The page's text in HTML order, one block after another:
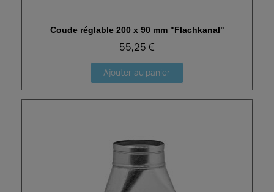
Aperçu rapide
Coude réglable 200 x 90 mm "Flachkanal"
55,25 €
Ajouter au panier